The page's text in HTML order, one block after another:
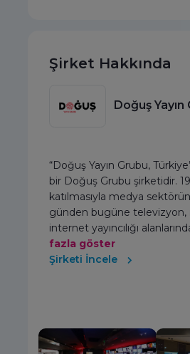
Şirket Hakkında
Doğuş Yayın
“Doğuş Yayın Grubu,
bir Doğuş Grubu şirketidir.
katılmasıyla medya
günden bugüne televizyon,
internet yayıncılığı
fazla göster
Şirketi İncele